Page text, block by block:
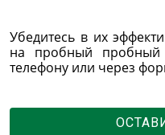
Убедитесь в их
на пробный
телефону или через